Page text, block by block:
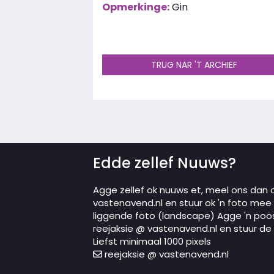
Opmerkinge:Gin
TRUG NAR 'T ARCHIEF
Edde zellef Nuuws?
Agge zellef ok nuuws et, meel ons dan
vastenavend.nl en stuur ok 'n foto
liggende foto (landscape) Agge 'n
reejaksie @ vastenavend.nl en stuur
Liefst minimaal 1000 pixels
reejaksie @ vastenavend.nl